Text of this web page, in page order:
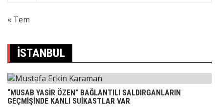
« Tem
İSTANBUL
“MUSAB YASİR ÖZEN” BAĞLANTILI SALDIRGANLARIN
GEÇMİŞİNDE KANLI SUİKASTLAR VAR